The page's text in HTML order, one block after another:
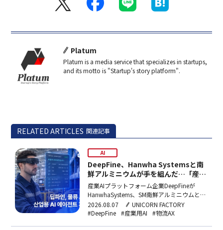
Platum
Platum is a media service that specializes in startups,
and its motto is "Startup's story platform".
RELATED ARTICLES 関連記事
AI
DeepFine、Hanwha Systemsと南
鮮アルミニウムが手を組んだ…「産業
用AIエージェント」開発
産業AIプラットフォーム企業DeepFineが
HanwhaSystems、SM南鮮アルミニウムと組
み、防衛産業・自動車物流現場向け産業用AI
エージェントを開発する。総事業費40億ウ
2026.08.07
UNICORN FACTORY
#DeepFine #産業用AI #物流AX